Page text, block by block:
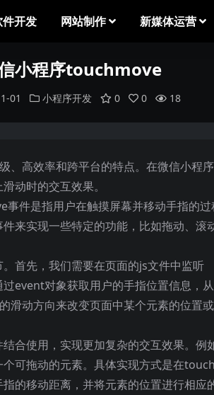
件开发 网站制作 新媒体运营
小程序touchmove
01 小程序开发 0 0 18
高效率和跨平台的特点。在微信小程序
动时的交互效果。
件是指用户在触摸屏幕并移动手指的过
实现一些特定的功能，比如拖动、滚动
首先，我们需要在页面的js文件中监听
event对象获取用户的手指位置信息，
滑动方向来改变页面中某个元素的位置
合使用，实现更加复杂的交互效果。例
可拖动的元素。具体实现方式是在
的移动距离，并将元素的位置进行相应